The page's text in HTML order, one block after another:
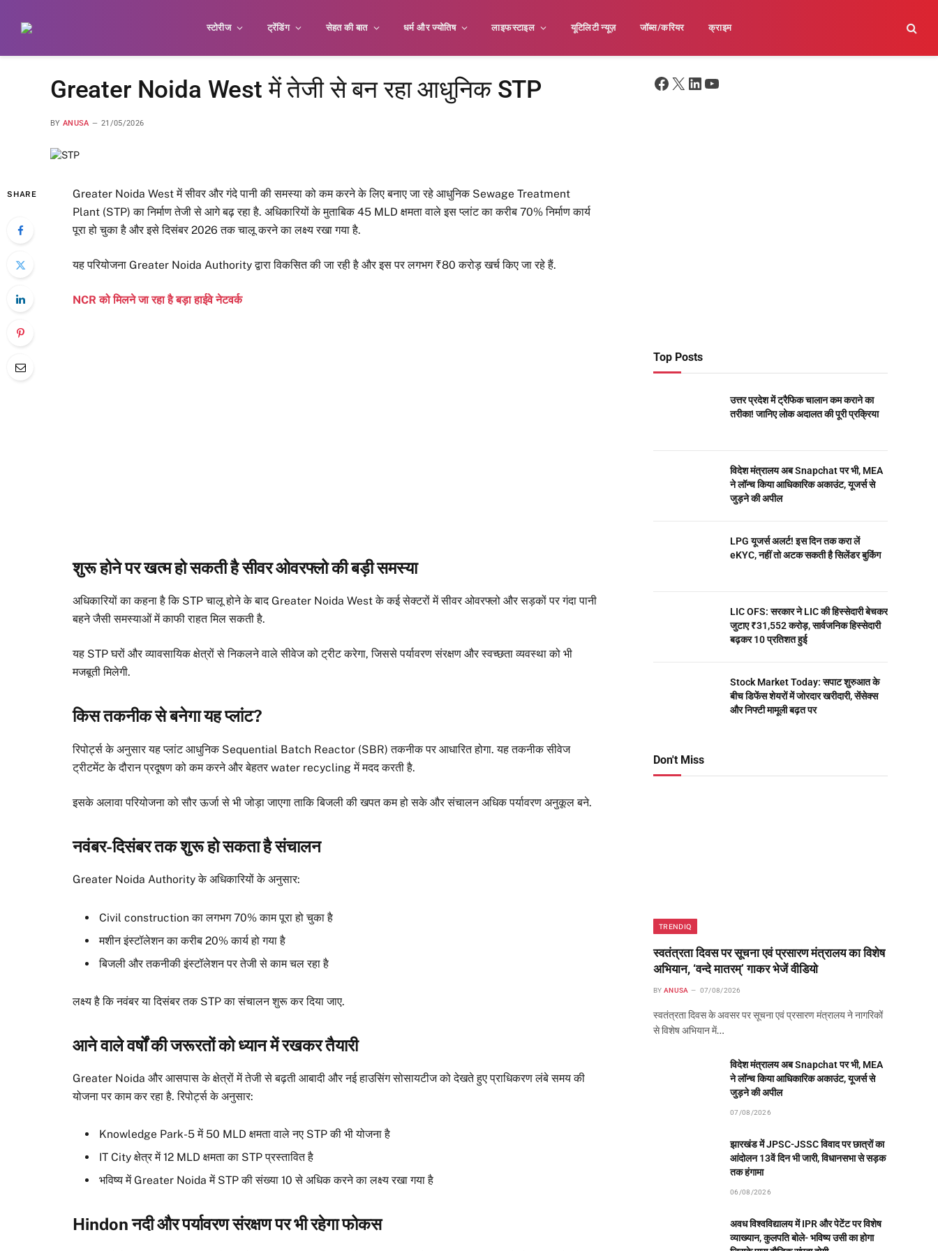
स्टोरीज ट्रेंडिंग सेहत की बात धर्म और ज्योतिष लाइफस्टाइल यूटिलिटी न्यूज़ जॉब्स/करियर क्राइम
Greater Noida West में तेजी से बन रहा आधुनिक STP
BY ANUSA 21/05/2026
SHARE
Greater Noida West में सीवर और गंदे पानी की समस्या को कम करने के लिए बनाए जा रहे आधुनिक Sewage Treatment
Plant (STP) का निर्माण तेजी से आगे बढ़ रहा है. अधिकारियों के मुताबिक 45 MLD क्षमता वाले इस प्लांट का करीब 70% निर्माण कार्य
पूरा हो चुका है और इसे दिसंबर 2026 तक चालू करने का लक्ष्य रखा गया है.
यह परियोजना Greater Noida Authority द्वारा विकसित की जा रही है और इस पर लगभग ₹80 करोड़ खर्च किए जा रहे हैं.
NCR को मिलने जा रहा है बड़ा हाईवे नेटवर्क
शुरू होने पर खत्म हो सकती है सीवर ओवरफ्लो की बड़ी समस्या
अधिकारियों का कहना है कि STP चालू होने के बाद Greater Noida West के कई सेक्टरों में सीवर ओवरफ्लो और सड़कों पर गंदा पानी
बहने जैसी समस्याओं में काफी राहत मिल सकती है.
यह STP घरों और व्यावसायिक क्षेत्रों से निकलने वाले सीवेज को ट्रीट करेगा, जिससे पर्यावरण संरक्षण और स्वच्छता व्यवस्था को भी
मजबूती मिलेगी.
किस तकनीक से बनेगा यह प्लांट?
रिपोर्ट्स के अनुसार यह प्लांट आधुनिक Sequential Batch Reactor (SBR) तकनीक पर आधारित होगा. यह तकनीक सीवेज
ट्रीटमेंट के दौरान प्रदूषण को कम करने और बेहतर water recycling में मदद करती है.
इसके अलावा परियोजना को सौर ऊर्जा से भी जोड़ा जाएगा ताकि बिजली की खपत कम हो सके और संचालन अधिक पर्यावरण अनुकूल बने.
नवंबर-दिसंबर तक शुरू हो सकता है संचालन
Greater Noida Authority के अधिकारियों के अनुसार:
Civil construction का लगभग 70% काम पूरा हो चुका है
मशीन इंस्टॉलेशन का करीब 20% कार्य हो गया है
बिजली और तकनीकी इंस्टॉलेशन पर तेजी से काम चल रहा है
लक्ष्य है कि नवंबर या दिसंबर तक STP का संचालन शुरू कर दिया जाए.
आने वाले वर्षों की जरूरतों को ध्यान में रखकर तैयारी
Greater Noida और आसपास के क्षेत्रों में तेजी से बढ़ती आबादी और नई हाउसिंग सोसायटीज को देखते हुए प्राधिकरण लंबे समय की
योजना पर काम कर रहा है. रिपोर्ट्स के अनुसार:
Knowledge Park-5 में 50 MLD क्षमता वाले नए STP की भी योजना है
IT City क्षेत्र में 12 MLD क्षमता का STP प्रस्तावित है
भविष्य में Greater Noida में STP की संख्या 10 से अधिक करने का लक्ष्य रखा गया है
Hindon नदी और पर्यावरण संरक्षण पर भी रहेगा फोकस
Facebook
X LinkedIn
YouTube
Top Posts
उत्तर प्रदेश में ट्रैफिक चालान कम कराने का
तरीका! जानिए लोक अदालत की पूरी प्रक्रिया
विदेश मंत्रालय अब Snapchat पर भी, MEA
ने लॉन्च किया आधिकारिक अकाउंट, यूजर्स से
जुड़ने की अपील
LPG यूजर्स अलर्ट! इस दिन तक करा लें
eKYC, नहीं तो अटक सकती है सिलेंडर बुकिंग
LIC OFS: सरकार ने LIC की हिस्सेदारी बेचकर
जुटाए ₹31,552 करोड़, सार्वजनिक हिस्सेदारी
बढ़कर 10 प्रतिशत हुई
Stock Market Today: सपाट शुरुआत के
बीच डिफेंस शेयरों में जोरदार खरीदारी, सेंसेक्स
और निफ्टी मामूली बढ़त पर
Don't Miss
TRENDIQ
स्वतंत्रता दिवस पर सूचना एवं प्रसारण मंत्रालय का विशेष
अभियान, ‘वन्दे मातरम्’ गाकर भेजें वीडियो
BY ANUSA 07/08/2026
स्वतंत्रता दिवस के अवसर पर सूचना एवं प्रसारण मंत्रालय ने नागरिकों
से विशेष अभियान में…
विदेश मंत्रालय अब Snapchat पर भी, MEA
ने लॉन्च किया आधिकारिक अकाउंट, यूजर्स से
जुड़ने की अपील
07/08/2026
झारखंड में JPSC-JSSC विवाद पर छात्रों का
आंदोलन 13वें दिन भी जारी, विधानसभा से सड़क
तक हंगामा
06/08/2026
अवध विश्वविद्यालय में IPR और पेटेंट पर विशेष
व्याख्यान, कुलपति बोले- भविष्य उसी का होगा